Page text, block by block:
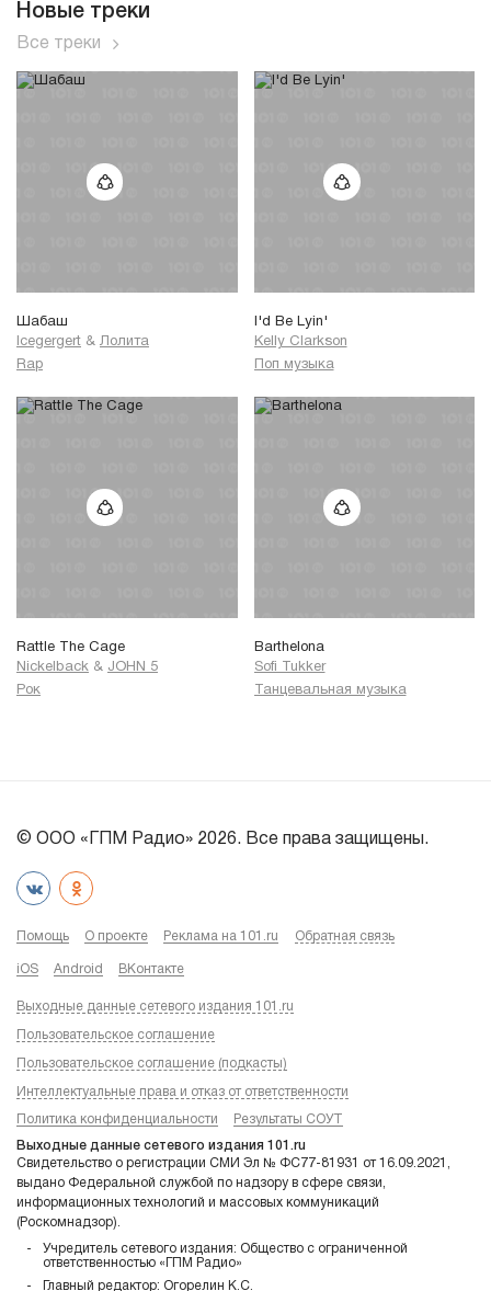
Новые треки
Все треки
Шабаш
Icegergert & Лолита
Rap
I'd Be Lyin'
Kelly Clarkson
Поп музыка
Rattle The Cage
Nickelback & JOHN 5
Рок
Barthelona
Sofi Tukker
Танцевальная музыка
© ООО «ГПМ Радио» 2026. Все права защищены.
Помощь О проекте Реклама на 101.ru Обратная связь
iOS Android ВКонтакте
Выходные данные сетевого издания 101.ru
Пользовательское соглашение
Пользовательское соглашение (подкасты)
Интеллектуальные права и отказ от ответственности
Политика конфиденциальности Результаты СОУТ
Выходные данные сетевого издания 101.ru
Свидетельство о регистрации СМИ Эл № ФС77-81931 от 16.09.2021,
выдано Федеральной службой по надзору в сфере связи,
информационных технологий и массовых коммуникаций
(Роскомнадзор).
Учредитель сетевого издания: Общество с ограниченной
ответственностью «ГПМ Радио»
Главный редактор: Огорелин К.С.